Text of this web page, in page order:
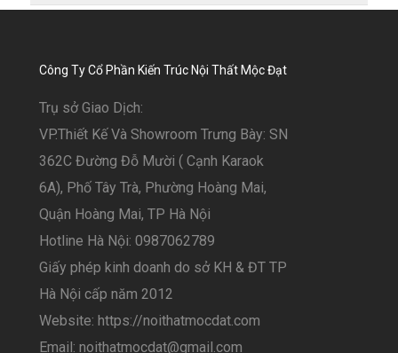
Công Ty Cổ Phần Kiến Trúc Nội Thất Mộc Đạt
Trụ sở Giao Dịch:
VP.Thiết Kế Và Showroom Trưng Bày: SN
362C Đường Đỗ Mười ( Cạnh Karaok
6A), Phố Tây Trà, Phường Hoàng Mai,
Quận Hoàng Mai, TP Hà Nội
Hotline Hà Nội: 0987062789
Giấy phép kinh doanh do sở KH & ĐT TP
Hà Nội cấp năm 2012
Website: https://noithatmocdat.com
Email: noithatmocdat@gmail.com